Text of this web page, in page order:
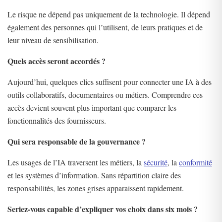
Le risque ne dépend pas uniquement de la technologie. Il dépend
également des personnes qui l’utilisent, de leurs pratiques et de
leur niveau de sensibilisation.
Quels accès seront accordés ?
Aujourd’hui, quelques clics suffisent pour connecter une IA à des
outils collaboratifs, documentaires ou métiers. Comprendre ces
accès devient souvent plus important que comparer les
fonctionnalités des fournisseurs.
Qui sera responsable de la gouvernance ?
Les usages de l’IA traversent les métiers, la sécurité, la conformité
et les systèmes d’information. Sans répartition claire des
responsabilités, les zones grises apparaissent rapidement.
Seriez-vous capable d’expliquer vos choix dans six mois ?